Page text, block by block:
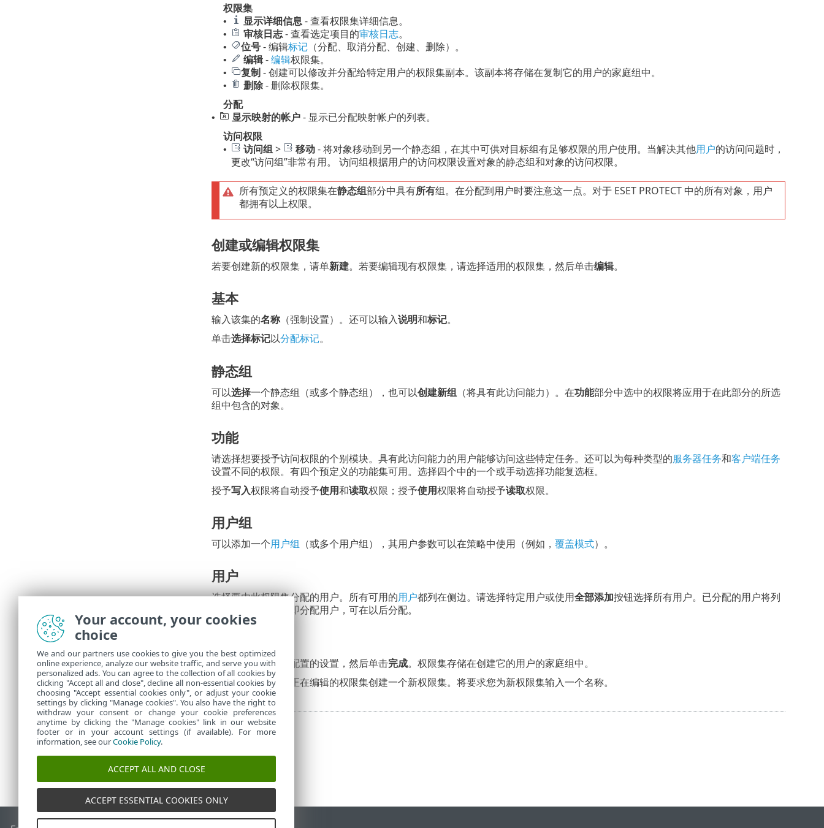
权限集
• 显示详细信息- 查看权限集详细信息。
• 审核日志-查看选定项目的审核日志。
• 位号-编辑标记（分配、取消分配、创建、删除）。
• 编辑-编辑权限集。
• 复制- 创建可以修改并分配给特定用户的权限集副本。该副本将存储在复制它的用户的家庭组中。
• 删除- 删除权限集。
分配
• 显示映射的帐户- 显示已分配映射帐户的列表。
访问权限
• 访问组> 移动-将对象移动到另一个静态组，在其中可供对目标组有足够权限的用户使用。当解决其他用户的访问问题时，
更改“访问组”非常有用。 访问组根据用户的访问权限设置对象的静态组和对象的访问权限。
所有预定义的权限集在静态组部分中具有所有组。在分配到用户时要注意这一点。对于 ESET PROTECT 中的所有对象，用户
都拥有以上权限。
创建或编辑权限集
若要创建新的权限集，请单新建。若要编辑现有权限集，请选择适用的权限集，然后单击编辑。
基本
输入该集的名称（强制设置）。还可以输入说明和标记。
单击选择标记以分配标记。
静态组
可以选择一个静态组（或多个静态组），也可以创建新组（将具有此访问能力）。在功能部分中选中的权限将应用于在此部分的所选
组中包含的对象。
功能
请选择想要授予访问权限的个别模块。具有此访问能力的用户能够访问这些特定任务。还可以为每种类型的服务器任务和客户端任务
设置不同的权限。有四个预定义的功能集可用。选择四个中的一个或手动选择功能复选框。
授予写入权限将自动授予使用和读取权限；授予使用权限将自动授予读取权限。
用户组
可以添加一个用户组 （或多个用户组），其用户参数可以在策略中使用（例如， 覆盖模式）。
用户
选择要由此权限集分配的用户。所有可用的用户都列在侧边。请选择特定用户或使用全部添加按钮选择所有用户。已分配的用户将列
在另一侧。无需立即分配用户，可在以后分配。
检查为此访问能力配置的设置，然后单击完成。权限集存储在创建它的用户的家庭组中。
单击另存为以基于正在编辑的权限集创建一个新权限集。将要求您为新权限集输入一个名称。
Your account, your cookies
choice
We and our partners use cookies to give you the best optimized
online experience, analyze our website traffic, and serve you with
personalized ads. You can agree to the collection of all cookies by
clicking "Accept all and close", decline all non-essential cookies by
choosing "Accept essential cookies only", or adjust your cookie
settings by clicking "Manage cookies". You also have the right to
withdraw your consent or change your cookie preferences
anytime by clicking the "Manage cookies" link in our website
footer or in your account settings (if available). For more
information, see ourCookie Policy.
ACCEPT ALL AND CLOSE
ACCEPT ESSENTIAL COOKIES ONLY